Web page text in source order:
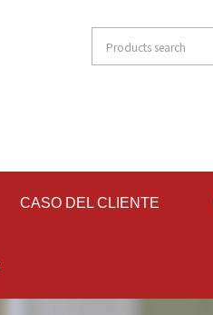
CASO DEL CLIENTE